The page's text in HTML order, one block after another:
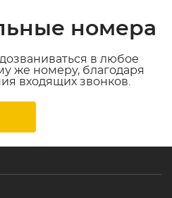
номера
в любое
же номеру, благодаря
входящих звонков.